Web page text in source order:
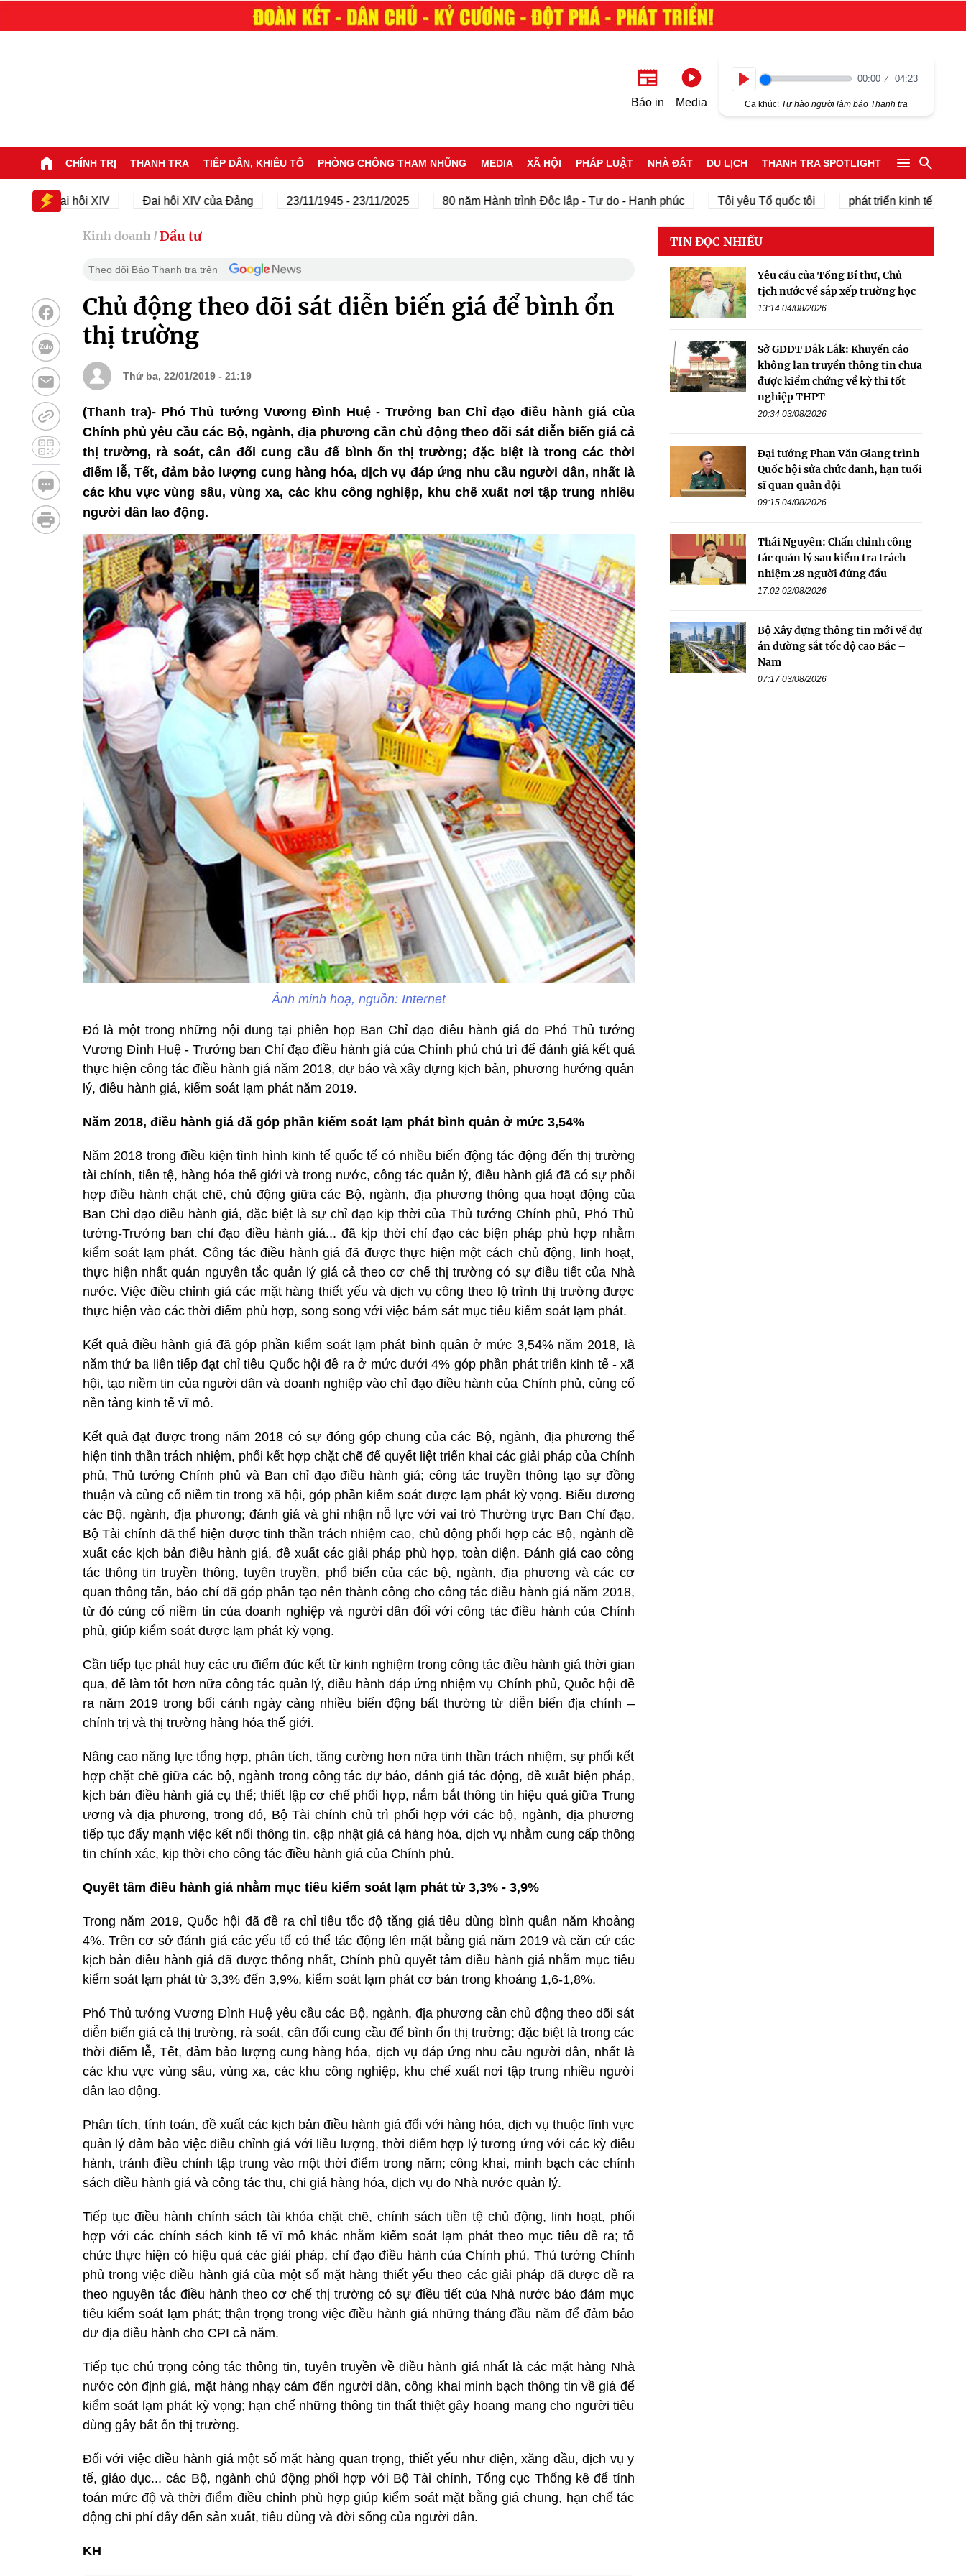
Báo in Media
00:00 04:23
Ca khúc: Tự hào người làm báo Thanh tra
CHÍNH TRỊ THANH TRA TIẾP DÂN, KHIẾU TỐ PHÒNG CHỐNG THAM NHŨNG MEDIA XÃ HỘI PHÁP LUẬT NHÀ ĐẤT DU LỊCH THANH TRA SPOTLIGHT
Đại hội XIV Đại hội XIV của Đảng 23/11/1945 - 23/11/2025 80 năm Hành trình Độc lập - Tự do - Hạnh phúc Tôi yêu Tổ quốc tôi phát triển kinh tế tư nhân
Kinh doanh / Đầu tư
Theo dõi Báo Thanh tra trên
Chủ động theo dõi sát diễn biến giá để bình ổn
thị trường
Thứ ba, 22/01/2019 - 21:19
(Thanh tra)- Phó Thủ tướng Vương Đình Huệ - Trưởng ban Chỉ đạo điều hành giá của
Chính phủ yêu cầu các Bộ, ngành, địa phương cần chủ động theo dõi sát diễn biến giá cả
thị trường, rà soát, cân đối cung cầu để bình ổn thị trường; đặc biệt là trong các thời
điểm lễ, Tết, đảm bảo lượng cung hàng hóa, dịch vụ đáp ứng nhu cầu người dân, nhất là
các khu vực vùng sâu, vùng xa, các khu công nghiệp, khu chế xuất nơi tập trung nhiều
người dân lao động.
Ảnh minh hoạ, nguồn: Internet
Đó là một trong những nội dung tại phiên họp Ban Chỉ đạo điều hành giá do Phó Thủ tướng
Vương Đình Huệ - Trưởng ban Chỉ đạo điều hành giá của Chính phủ chủ trì để đánh giá kết quả
thực hiện công tác điều hành giá năm 2018, dự báo và xây dựng kịch bản, phương hướng quản
lý, điều hành giá, kiểm soát lạm phát năm 2019.
Năm 2018, điều hành giá đã góp phần kiểm soát lạm phát bình quân ở mức 3,54%
Năm 2018 trong điều kiện tình hình kinh tế quốc tế có nhiều biến động tác động đến thị trường
tài chính, tiền tệ, hàng hóa thế giới và trong nước, công tác quản lý, điều hành giá đã có sự phối
hợp điều hành chặt chẽ, chủ động giữa các Bộ, ngành, địa phương thông qua hoạt động của
Ban Chỉ đạo điều hành giá, đặc biệt là sự chỉ đạo kịp thời của Thủ tướng Chính phủ, Phó Thủ
tướng-Trưởng ban chỉ đạo điều hành giá... đã kịp thời chỉ đạo các biện pháp phù hợp nhằm
kiểm soát lạm phát. Công tác điều hành giá đã được thực hiện một cách chủ động, linh hoạt,
thực hiện nhất quán nguyên tắc quản lý giá cả theo cơ chế thị trường có sự điều tiết của Nhà
nước. Việc điều chỉnh giá các mặt hàng thiết yếu và dịch vụ công theo lộ trình thị trường được
thực hiện vào các thời điểm phù hợp, song song với việc bám sát mục tiêu kiểm soát lạm phát.
Kết quả điều hành giá đã góp phần kiểm soát lạm phát bình quân ở mức 3,54% năm 2018, là
năm thứ ba liên tiếp đạt chỉ tiêu Quốc hội đề ra ở mức dưới 4% góp phần phát triển kinh tế - xã
hội, tạo niềm tin của người dân và doanh nghiệp vào chỉ đạo điều hành của Chính phủ, củng cố
nền tảng kinh tế vĩ mô.
Kết quả đạt được trong năm 2018 có sự đóng góp chung của các Bộ, ngành, địa phương thể
hiện tinh thần trách nhiệm, phối kết hợp chặt chẽ để quyết liệt triển khai các giải pháp của Chính
phủ, Thủ tướng Chính phủ và Ban chỉ đạo điều hành giá; công tác truyền thông tạo sự đồng
thuận và củng cố niềm tin trong xã hội, góp phần kiểm soát được lạm phát kỳ vọng. Biểu dương
các Bộ, ngành, địa phương; đánh giá và ghi nhận nỗ lực với vai trò Thường trực Ban Chỉ đạo,
Bộ Tài chính đã thể hiện được tinh thần trách nhiệm cao, chủ động phối hợp các Bộ, ngành đề
xuất các kịch bản điều hành giá, đề xuất các giải pháp phù hợp, toàn diện. Đánh giá cao công
tác thông tin truyền thông, tuyên truyền, phổ biến của các bộ, ngành, địa phương và các cơ
quan thông tấn, báo chí đã góp phần tạo nên thành công cho công tác điều hành giá năm 2018,
từ đó củng cố niềm tin của doanh nghiệp và người dân đối với công tác điều hành của Chính
phủ, giúp kiểm soát được lạm phát kỳ vọng.
Cần tiếp tục phát huy các ưu điểm đúc kết từ kinh nghiệm trong công tác điều hành giá thời gian
qua, để làm tốt hơn nữa công tác quản lý, điều hành đáp ứng nhiệm vụ Chính phủ, Quốc hội đề
ra năm 2019 trong bối cảnh ngày càng nhiều biến động bất thường từ diễn biến địa chính –
chính trị và thị trường hàng hóa thế giới.
Nâng cao năng lực tổng hợp, phân tích, tăng cường hơn nữa tinh thần trách nhiệm, sự phối kết
hợp chặt chẽ giữa các bộ, ngành trong công tác dự báo, đánh giá tác động, đề xuất biện pháp,
kịch bản điều hành giá cụ thể; thiết lập cơ chế phối hợp, nắm bắt thông tin hiệu quả giữa Trung
ương và địa phương, trong đó, Bộ Tài chính chủ trì phối hợp với các bộ, ngành, địa phương
tiếp tục đẩy mạnh việc kết nối thông tin, cập nhật giá cả hàng hóa, dịch vụ nhằm cung cấp thông
tin chính xác, kịp thời cho công tác điều hành giá của Chính phủ.
Quyết tâm điều hành giá nhằm mục tiêu kiểm soát lạm phát từ 3,3% - 3,9%
Trong năm 2019, Quốc hội đã đề ra chỉ tiêu tốc độ tăng giá tiêu dùng bình quân năm khoảng
4%. Trên cơ sở đánh giá các yếu tố có thể tác động lên mặt bằng giá năm 2019 và căn cứ các
kịch bản điều hành giá đã được thống nhất, Chính phủ quyết tâm điều hành giá nhằm mục tiêu
kiểm soát lạm phát từ 3,3% đến 3,9%, kiểm soát lạm phát cơ bản trong khoảng 1,6-1,8%.
Phó Thủ tướng Vương Đình Huệ yêu cầu các Bộ, ngành, địa phương cần chủ động theo dõi sát
diễn biến giá cả thị trường, rà soát, cân đối cung cầu để bình ổn thị trường; đặc biệt là trong các
thời điểm lễ, Tết, đảm bảo lượng cung hàng hóa, dịch vụ đáp ứng nhu cầu người dân, nhất là
các khu vực vùng sâu, vùng xa, các khu công nghiệp, khu chế xuất nơi tập trung nhiều người
dân lao động.
Phân tích, tính toán, đề xuất các kịch bản điều hành giá đối với hàng hóa, dịch vụ thuộc lĩnh vực
quản lý đảm bảo việc điều chỉnh giá với liều lượng, thời điểm hợp lý tương ứng với các kỳ điều
hành, tránh điều chỉnh tập trung vào một thời điểm trong năm; công khai, minh bạch các chính
sách điều hành giá và công tác thu, chi giá hàng hóa, dịch vụ do Nhà nước quản lý.
Tiếp tục điều hành chính sách tài khóa chặt chẽ, chính sách tiền tệ chủ động, linh hoạt, phối
hợp với các chính sách kinh tế vĩ mô khác nhằm kiểm soát lạm phát theo mục tiêu đề ra; tổ
chức thực hiện có hiệu quả các giải pháp, chỉ đạo điều hành của Chính phủ, Thủ tướng Chính
phủ trong việc điều hành giá của một số mặt hàng thiết yếu theo các giải pháp đã được đề ra
theo nguyên tắc điều hành theo cơ chế thị trường có sự điều tiết của Nhà nước bảo đảm mục
tiêu kiểm soát lạm phát; thận trọng trong việc điều hành giá những tháng đầu năm để đảm bảo
dư địa điều hành cho CPI cả năm.
Tiếp tục chú trọng công tác thông tin, tuyên truyền về điều hành giá nhất là các mặt hàng Nhà
nước còn định giá, mặt hàng nhạy cảm đến người dân, công khai minh bạch thông tin về giá để
kiểm soát lạm phát kỳ vọng; hạn chế những thông tin thất thiệt gây hoang mang cho người tiêu
dùng gây bất ổn thị trường.
Đối với việc điều hành giá một số mặt hàng quan trọng, thiết yếu như điện, xăng dầu, dịch vụ y
tế, giáo dục... các Bộ, ngành chủ động phối hợp với Bộ Tài chính, Tổng cục Thống kê để tính
toán mức độ và thời điểm điều chỉnh phù hợp giúp kiểm soát mặt bằng giá chung, hạn chế tác
động chi phí đẩy đến sản xuất, tiêu dùng và đời sống của người dân.
KH
TIN ĐỌC NHIỀU
Yêu cầu của Tổng Bí thư, Chủ
tịch nước về sắp xếp trường học
13:14 04/08/2026
Sở GDĐT Đắk Lắk: Khuyến cáo
không lan truyền thông tin chưa
được kiểm chứng về kỳ thi tốt
nghiệp THPT
20:34 03/08/2026
Đại tướng Phan Văn Giang trình
Quốc hội sửa chức danh, hạn tuổi
sĩ quan quân đội
09:15 04/08/2026
Thái Nguyên: Chấn chỉnh công
tác quản lý sau kiểm tra trách
nhiệm 28 người đứng đầu
17:02 02/08/2026
Bộ Xây dựng thông tin mới về dự
án đường sắt tốc độ cao Bắc –
Nam
07:17 03/08/2026